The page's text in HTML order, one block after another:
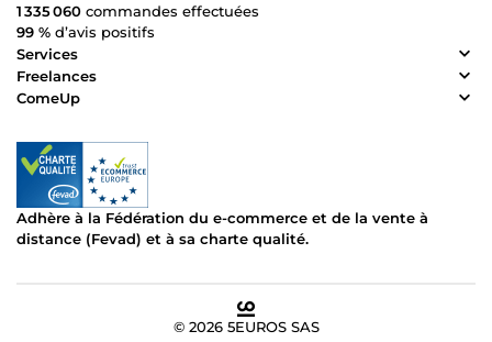
1 335 060 commandes effectuées
99 % d’avis positifs
Services
Freelances
ComeUp
Adhère à la Fédération du e-commerce et de la vente à
distance (Fevad) et à sa charte qualité.
© 2026 5EUROS SAS